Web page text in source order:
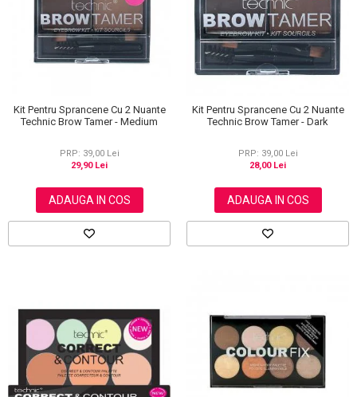
Scrub / Balsam de buze
Netestate pe Animale
Kit Pentru Sprancene Cu 2 Nuante
Technic Brow Tamer - Medium
PRP: 39,00 Lei
29,90 Lei
ADAUGA IN COS
Kit Pentru Sprancene Cu 2 Nuante
Technic Brow Tamer - Dark
PRP: 39,00 Lei
28,00 Lei
ADAUGA IN COS